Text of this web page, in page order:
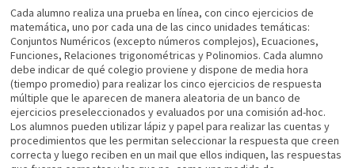
Cada alumno realiza una prueba en línea, con cinco ejercicios de
matemática, uno por cada una de las cinco unidades temáticas:
Conjuntos Numéricos (excepto números complejos), Ecuaciones,
Funciones, Relaciones trigonométricas y Polinomios. Cada alumno
debe indicar de qué colegio proviene y dispone de media hora
(tiempo promedio) para realizar los cinco ejercicios de respuesta
múltiple que le aparecen de manera aleatoria de un banco de
ejercicios preseleccionados y evaluados por una comisión ad-hoc.
Los alumnos pueden utilizar lápiz y papel para realizar las cuentas y
procedimientos que les permitan seleccionar la respuesta que creen
correcta y luego reciben en un mail que ellos indiquen, las respuestas